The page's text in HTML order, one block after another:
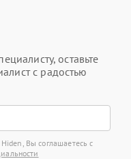
оставьте
с радостью
Вы соглашаетесь с